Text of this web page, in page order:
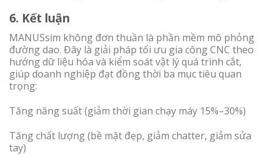
6. Kết luận
MANUSsim không đơn thuần là phần mềm mô phỏng
đường dao. Đây là giải pháp tối ưu gia công CNC theo
hướng dữ liệu hóa và kiểm soát vật lý quá trình cắt,
giúp doanh nghiệp đạt đồng thời ba mục tiêu quan
trọng:
Tăng năng suất (giảm thời gian chạy máy 15%–30%)
Tăng chất lượng (bề mặt đẹp, giảm chatter, giảm sửa
tay)